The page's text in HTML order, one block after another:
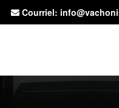
Courriel: